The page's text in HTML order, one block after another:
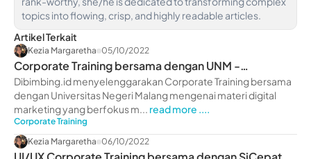
topics into flowing, crisp, and highly readable articles.
Artikel Terkait
Kezia Margaretha 05/10/2022
Corporate Training bersama dengan UNM -
dibimbing.id
Dibimbing.id menyelenggarakan Corporate Training bersama
dengan Universitas Negeri Malang mengenai materi digital
marketing yang berfokus m... read more ....
Corporate Training
Kezia Margaretha 06/10/2022